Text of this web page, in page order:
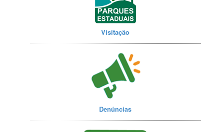
Visitação
Denúncias